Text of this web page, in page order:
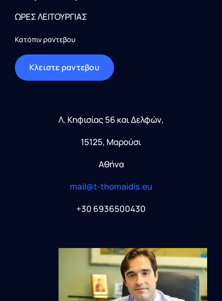
ΩΡΕΣ ΛΕΙΤΟΥΡΓΙΑΣ
Κατόπιν ραντεβου
Kλειστε ραντεβου
Λ. Κηφισίας 56 και Δελφών,
15125, Μαρούσι
Αθήνα
mail@t-thomaidis.eu
+30 6936500430